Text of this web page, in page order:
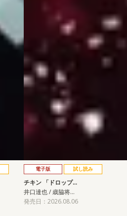
電子版 試し読み
チキン 「ドロップ…
井口達也 / 歳脇将…
発売日：2026.08.06